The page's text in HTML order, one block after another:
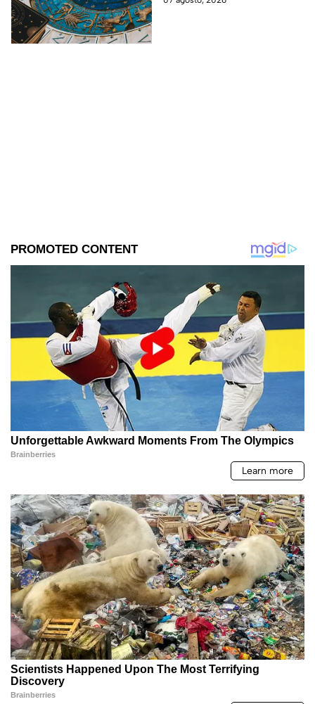
podría transformar tus